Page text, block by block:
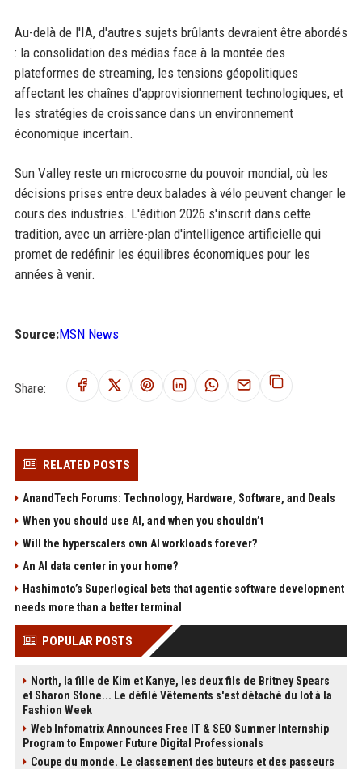
Au-delà de l'IA, d'autres sujets brûlants devraient être abordés
: la consolidation des médias face à la montée des
plateformes de streaming, les tensions géopolitiques
affectant les chaînes d'approvisionnement technologiques, et
les stratégies de croissance dans un environnement
économique incertain.
Sun Valley reste un microcosme du pouvoir mondial, où les
décisions prises entre deux balades à vélo peuvent changer le
cours des industries. L'édition 2026 s'inscrit dans cette
tradition, avec un arrière-plan d'intelligence artificielle qui
promet de redéfinir les équilibres économiques pour les
années à venir.
Source:MSN News
Share:
RELATED POSTS
AnandTech Forums: Technology, Hardware, Software, and Deals
When you should use AI, and when you shouldn’t
Will the hyperscalers own AI workloads forever?
An AI data center in your home?
Hashimoto’s Superlogical bets that agentic software development
needs more than a better terminal
POPULAR POSTS
North, la fille de Kim et Kanye, les deux fils de Britney Spears
et Sharon Stone... Le défilé Vêtements s'est détaché du lot à la
Fashion Week
Web Infomatrix Announces Free IT & SEO Summer Internship
Program to Empower Future Digital Professionals
Coupe du monde. Le classement des buteurs et des passeurs